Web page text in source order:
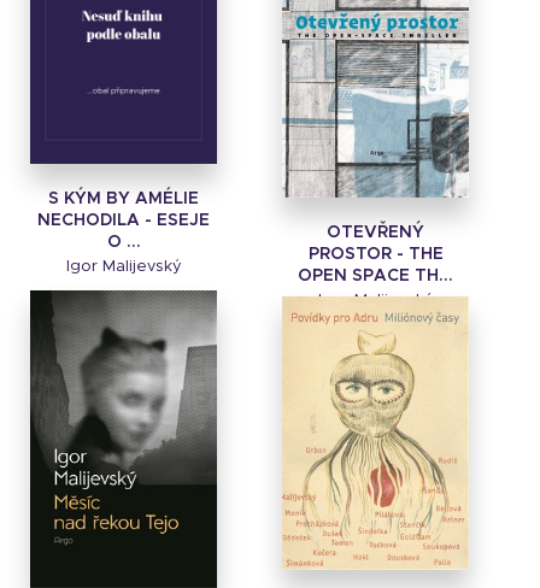
S KÝM BY AMÉLIE
NECHODILA - ESEJE
O ...
Igor Malijevský
OTEVŘENÝ
PROSTOR - THE
OPEN SPACE TH...
Igor Malijevský